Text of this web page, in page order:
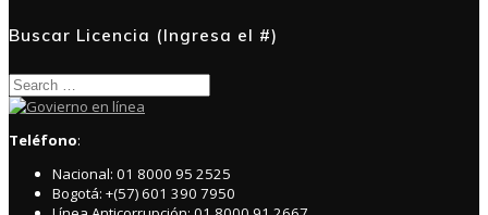
Buscar Licencia (Ingresa el #)
Search
for:
Teléfono:
Nacional: 01 8000 95 2525
Bogotá: +(57) 601 390 7950